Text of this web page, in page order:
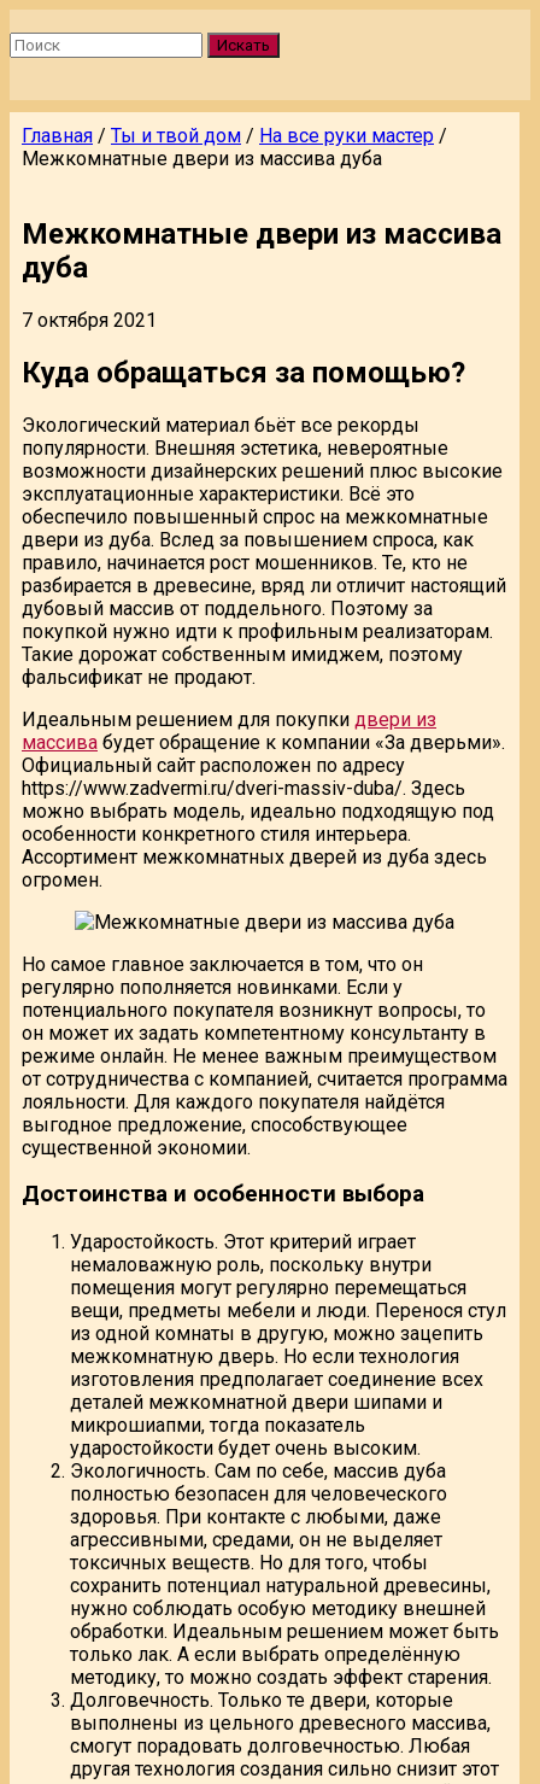
Искать
Главная / Ты и твой дом / На все руки мастер /
Межкомнатные двери из массива дуба
Межкомнатные двери из массива
дуба
7 октября 2021
Куда обращаться за помощью?
Экологический материал бьёт все рекорды
популярности. Внешняя эстетика, невероятные
возможности дизайнерских решений плюс высокие
эксплуатационные характеристики. Всё это
обеспечило повышенный спрос на межкомнатные
двери из дуба. Вслед за повышением спроса, как
правило, начинается рост мошенников. Те, кто не
разбирается в древесине, вряд ли отличит настоящий
дубовый массив от поддельного. Поэтому за
покупкой нужно идти к профильным реализаторам.
Такие дорожат собственным имиджем, поэтому
фальсификат не продают.
Идеальным решением для покупки двери из
массива будет обращение к компании «За дверьми».
Официальный сайт расположен по адресу
https://www.zadvermi.ru/dveri-massiv-duba/. Здесь
можно выбрать модель, идеально подходящую под
особенности конкретного стиля интерьера.
Ассортимент межкомнатных дверей из дуба здесь
огромен.
Но самое главное заключается в том, что он
регулярно пополняется новинками. Если у
потенциального покупателя возникнут вопросы, то
он может их задать компетентному консультанту в
режиме онлайн. Не менее важным преимуществом
от сотрудничества с компанией, считается программа
лояльности. Для каждого покупателя найдётся
выгодное предложение, способствующее
существенной экономии.
Достоинства и особенности выбора
Ударостойкость. Этот критерий играет
немаловажную роль, поскольку внутри
помещения могут регулярно перемещаться
вещи, предметы мебели и люди. Перенося стул
из одной комнаты в другую, можно зацепить
межкомнатную дверь. Но если технология
изготовления предполагает соединение всех
деталей межкомнатной двери шипами и
микрошиапми, тогда показатель
ударостойкости будет очень высоким.
Экологичность. Сам по себе, массив дуба
полностью безопасен для человеческого
здоровья. При контакте с любыми, даже
агрессивными, средами, он не выделяет
токсичных веществ. Но для того, чтобы
сохранить потенциал натуральной древесины,
нужно соблюдать особую методику внешней
обработки. Идеальным решением может быть
только лак. А если выбрать определённую
методику, то можно создать эффект старения.
Долговечность. Только те двери, которые
выполнены из цельного древесного массива,
смогут порадовать долговечностью. Любая
другая технология создания сильно снизит этот